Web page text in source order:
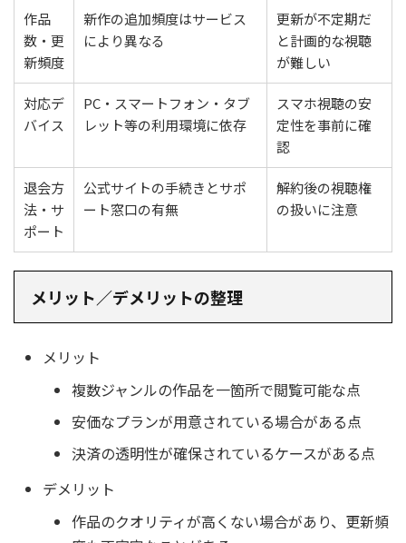
作品
数・更
新頻度
新作の追加頻度はサービス
により異なる
更新が不定期だ
と計画的な視聴
が難しい
対応デ
バイス
PC・スマートフォン・タブ
レット等の利用環境に依存
スマホ視聴の安
定性を事前に確
認
退会方
法・サ
ポート
公式サイトの手続きとサポ
ート窓口の有無
解約後の視聴権
の扱いに注意
メリット／デメリットの整理
メリット
複数ジャンルの作品を一箇所で閲覧可能な点
安価なプランが用意されている場合がある点
決済の透明性が確保されているケースがある点
デメリット
作品のクオリティが高くない場合があり、更新頻